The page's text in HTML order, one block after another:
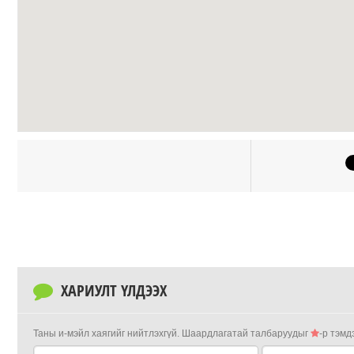
ХАРИУЛТ ҮЛДЭЭХ
Таны и-мэйл хаягийг нийтлэхгүй. Шаардлагатай талбаруудыг -р